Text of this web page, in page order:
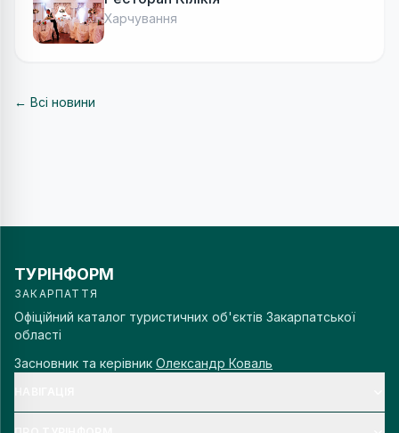
Харчування
← Всі новини
ТУРІНФОРМ
ЗАКАРПАТТЯ
Офіційний каталог туристичних об'єктів Закарпатської
області
Засновник та керівник Олександр Коваль